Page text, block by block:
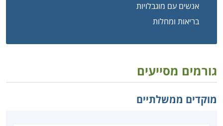
אנשים עם מוגבלויות
בריאות ומחלות
גורמים מסייעים
מוקדים ממשלתיים